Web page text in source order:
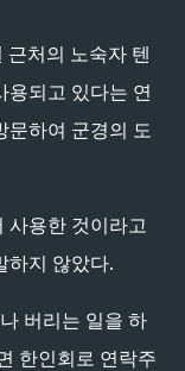
처의 노숙자 텐
용되고 있다는 연
문하여 군경의 도
사용한 것이라고
하지 않았다.
버리는 일을 하
한인회로 연락주